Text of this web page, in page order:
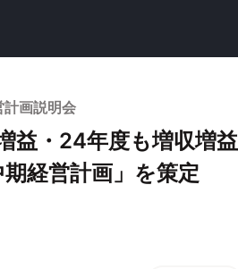
画説明会
益・24年度も増収増益
経営計画」を策定